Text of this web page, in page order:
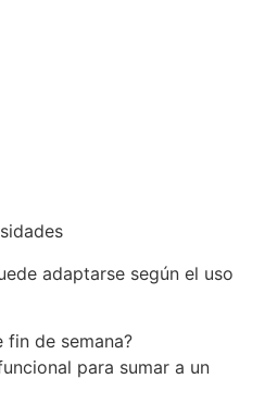
adaptarse según el uso
fin de semana?
para sumar a un